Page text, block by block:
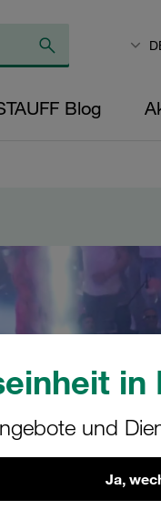
in
und
Ja,
Blog